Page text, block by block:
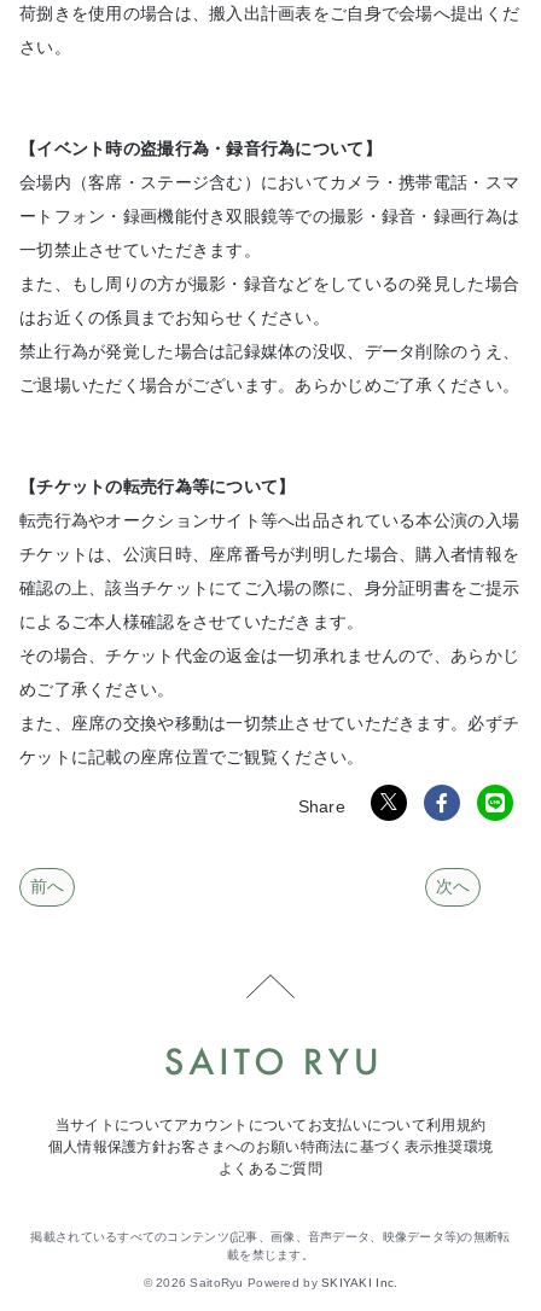
荷捌きを使用の場合は、搬入出計画表をご自身で会場へ提出くだ
さい。
【イベント時の盗撮行為・録音行為について】
会場内（客席・ステージ含む）においてカメラ・携帯電話・スマ
ートフォン・録画機能付き双眼鏡等での撮影・録音・録画行為は
一切禁止させていただきます。
また、もし周りの方が撮影・録音などをしているの発見した場合
はお近くの係員までお知らせください。
禁止行為が発覚した場合は記録媒体の没収、データ削除のうえ、
ご退場いただく場合がございます。あらかじめご了承ください。
【チケットの転売行為等について】
転売行為やオークションサイト等へ出品されている本公演の入場
チケットは、公演日時、座席番号が判明した場合、購入者情報を
確認の上、該当チケットにてご入場の際に、身分証明書をご提示
によるご本人様確認をさせていただきます。
その場合、チケット代金の返金は一切承れませんので、あらかじ
めご了承ください。
また、座席の交換や移動は一切禁止させていただきます。必ずチ
ケットに記載の座席位置でご観覧ください。
前へ 次へ
当サイトについてアカウントについて お支払いについて利用規約
個人情報保護方針お客さまへのお願い特商法に基づく表示推奨環境
よくあるご質問
掲載されているすべてのコンテンツ(記事、画像、音声データ、映像データ等)の無断転
載を禁じます。
© 2026 SaitoRyu Powered bySKIYAKI Inc.